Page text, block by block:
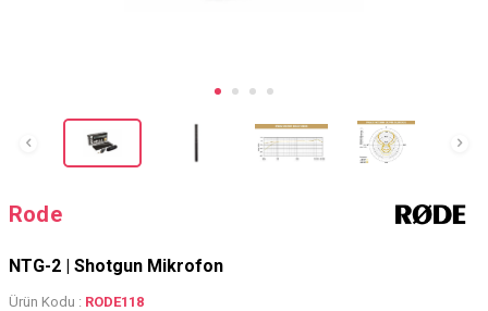
Rode
NTG-2 | Shotgun Mikrofon
Ürün Kodu : RODE118